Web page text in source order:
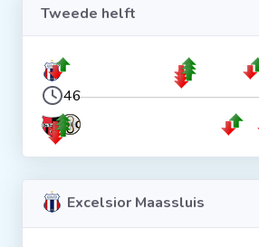
Tweede helft
46
Excelsior Maassluis